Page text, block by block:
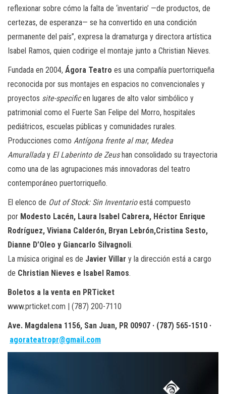
reflexionar sobre cómo la falta de ‘inventario’ —de productos, de
certezas, de esperanza— se ha convertido en una condición
permanente del país”, expresa la dramaturga y directora artística
Isabel Ramos, quien codirige el montaje junto a Christian Nieves.
Fundada en 2004, Ágora Teatro es una compañía puertorriqueña
reconocida por sus montajes en espacios no convencionales y
proyectos site-specificen lugares de alto valor simbólico y
patrimonial como el Fuerte San Felipe del Morro, hospitales
pediátricos, escuelas públicas y comunidades rurales.
Producciones como Antígona frente al mar, Medea
Amuralladay El Laberinto de Zeushan consolidado su trayectoria
como una de las agrupaciones más innovadoras del teatro
contemporáneo puertorriqueño.
El elenco de Out of Stock: Sin Inventarioestá compuesto
por Modesto Lacén, Laura Isabel Cabrera, Héctor Enrique
Rodríguez, Viviana Calderón, Bryan Lebrón,Cristina Sesto,
Dianne D’Oleo y Giancarlo Silvagnoli.
La música original es de Javier Villar y la dirección está a cargo
de Christian Nieves e Isabel Ramos.
Boletos a la venta en PRTicket
www.prticket.com | (787) 200-7110
Ave. Magdalena 1156, San Juan, PR 00907 · (787) 565-1510 ·
agorateatropr@gmail.com